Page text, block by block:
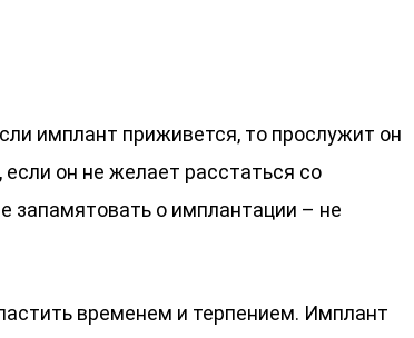
имплант приживется, то прослужит он
он не желает расстаться со
запамятовать о имплантации – не
временем и терпением. Имплант